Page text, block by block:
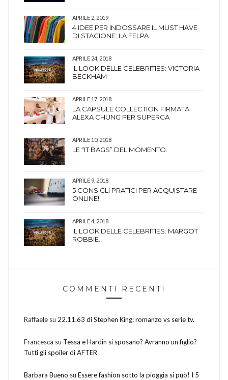
APRILE 2, 2019
4 IDEE PER INDOSSARE IL MUST HAVE
DI STAGIONE: LA FELPA
APRILE 24, 2018
IL LOOK DELLE CELEBRITIES: VICTORIA
BECKHAM
APRILE 17, 2018
LA CAPSULE COLLECTION FIRMATA
ALEXA CHUNG PER SUPERGA
APRILE 10, 2018
LE “IT BAGS” DEL MOMENTO.
APRILE 9, 2018
5 CONSIGLI PRATICI PER ACQUISTARE
ONLINE!
APRILE 4, 2018
IL LOOK DELLE CELEBRITIES: MARGOT
ROBBIE.
COMMENTI RECENTI
Raffaele su 22.11.63 di Stephen King: romanzo vs serie tv.
Francesca su Tessa e Hardin si sposano? Avranno un figlio?
Tutti gli spoiler di AFTER
Barbara Bueno su Essere fashion sotto la pioggia si può! I 5